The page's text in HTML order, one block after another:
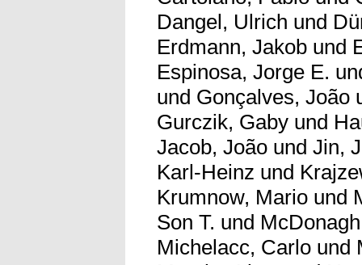
Dangel, Ulrich und
Erdmann, Jakob und
Espinosa, Jorge E.
und Gonçalves, João
Gurczik, Gaby und
Jacob, João undJin,
Karl-Heinz und
Krumnow, Mario und
Son T. und
Michelacc, Carlo und